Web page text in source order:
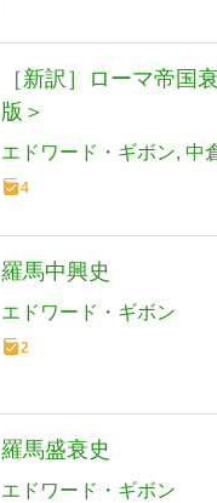
［新訳］ローマ帝国
版＞
エドワード・ギボン 中
4
羅馬中興史
エドワード・ギボン
2
羅馬盛衰史
エドワード・ギボン